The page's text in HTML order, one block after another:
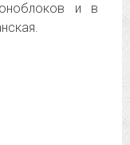
и в